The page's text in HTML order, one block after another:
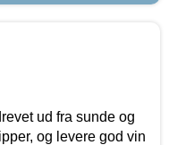
ud fra sunde og
og levere god vin